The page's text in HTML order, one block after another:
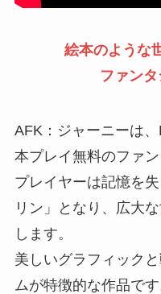
絵本のような
ファンタ
AFK：ジャーニーは
本プレイ無料のファン
プレイヤーは記憶を
リン」となり、広大
します。
美しいグラフィック
ムが特徴的な作品です